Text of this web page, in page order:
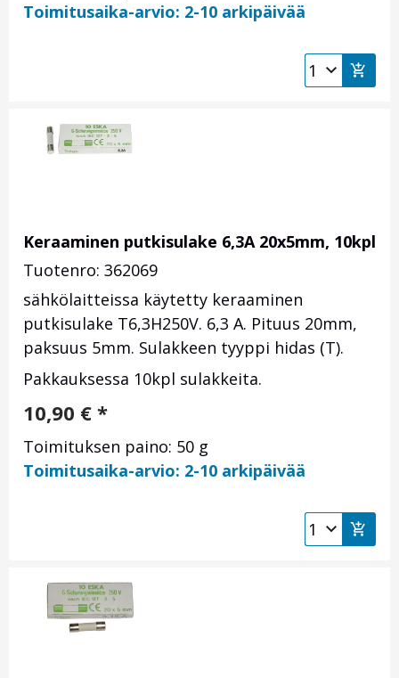
Toimitusaika-arvio: 2-10 arkipäivää
Keraaminen putkisulake 6,3A 20x5mm, 10kpl
Tuotenro: 362069
sähkölaitteissa käytetty keraaminen
putkisulake T6,3H250V. 6,3 A. Pituus 20mm,
paksuus 5mm. Sulakkeen tyyppi hidas (T).
Pakkauksessa 10kpl sulakkeita.
10,90 € *
Toimituksen paino: 50 g
Toimitusaika-arvio: 2-10 arkipäivää